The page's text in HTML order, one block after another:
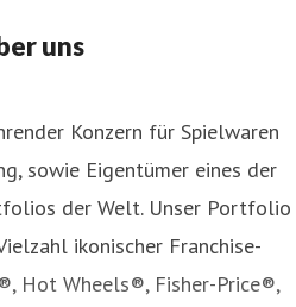
uns
Konzern für Spielwaren
sowie Eigentümer eines der
der Welt. Unser Portfolio
ikonischer Franchise-
Hot Wheels®, Fisher-Price®,